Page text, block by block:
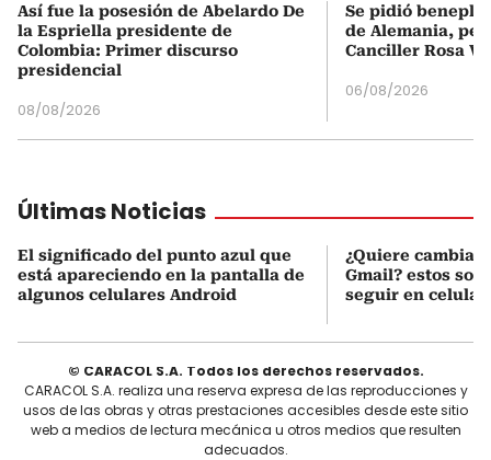
Así fue la posesión de Abelardo De
la Espriella presidente de
Colombia: Primer discurso
presidencial
08/08/2026
Se pidió
de Alemania,
Canciller Rosa
06/08/2026
Últimas Noticias
El significado del punto azul que
está apareciendo en la pantalla de
algunos celulares Android
¿Quiere cambiar
Gmail? estos son
seguir en celular
© CARACOL S.A. Todos los derechos reservados.
CARACOL S.A. realiza una reserva expresa de las reproducciones y
usos de las obras y otras prestaciones accesibles desde este sitio
web a medios de lectura mecánica u otros medios que resulten
adecuados.